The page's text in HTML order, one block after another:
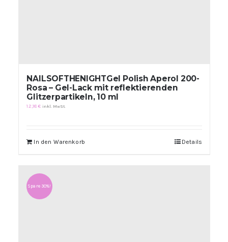
NAILSOFTHENIGHTGel Polish Aperol 200-
Rosa – Gel-Lack mit reflektierenden
Glitzerpartikeln, 10 ml
12,18€ inkl. MwSt.
In den Warenkorb Details
Spare 30%!